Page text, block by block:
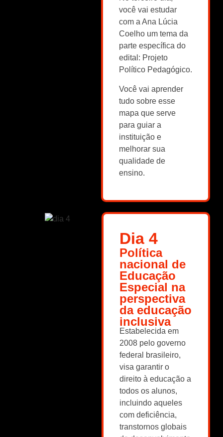
você vai estudar
com a Ana Lúcia
Coelho um tema da
parte específica do
edital: Projeto
Político Pedagógico.
Você vai aprender
tudo sobre esse
mapa que serve
para guiar a
instituição e
melhorar sua
qualidade de
ensino.
Dia 4
Política
nacional de
Educação
Especial na
perspectiva
da educação
inclusiva
Estabelecida em
2008 pelo governo
federal brasileiro,
visa garantir o
direito à educação a
todos os alunos,
incluindo aqueles
com deficiência,
transtornos globais